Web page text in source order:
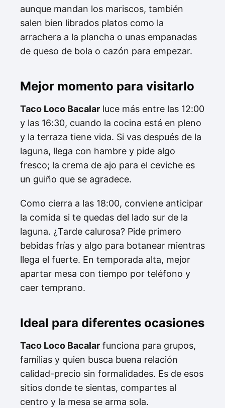
aunque mandan los mariscos, también
salen bien librados platos como la
arrachera a la plancha o unas empanadas
de queso de bola o cazón para empezar.
Mejor momento para visitarlo
Taco Loco Bacalar luce más entre las 12:00
y las 16:30, cuando la cocina está en pleno
y la terraza tiene vida. Si vas después de la
laguna, llega con hambre y pide algo
fresco; la crema de ajo para el ceviche es
un guiño que se agradece.
Como cierra a las 18:00, conviene anticipar
la comida si te quedas del lado sur de la
laguna. ¿Tarde calurosa? Pide primero
bebidas frías y algo para botanear mientras
llega el fuerte. En temporada alta, mejor
apartar mesa con tiempo por teléfono y
caer temprano.
Ideal para diferentes ocasiones
Taco Loco Bacalar funciona para grupos,
familias y quien busca buena relación
calidad-precio sin formalidades. Es de esos
sitios donde te sientas, compartes al
centro y la mesa se arma sola.